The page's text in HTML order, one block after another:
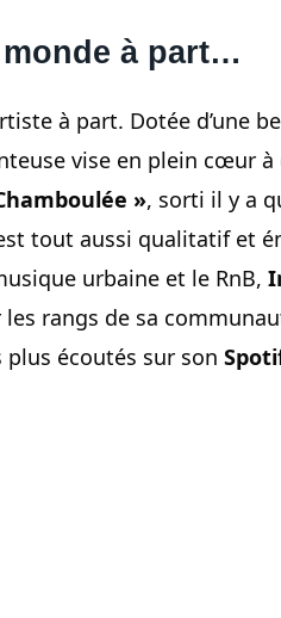
à part…
à part. Dotée d’une
vise en plein cœur
», sorti il y a
tout aussi qualitatif et
urbaine et le RnB,
rangs de sa
plus écoutés sur son